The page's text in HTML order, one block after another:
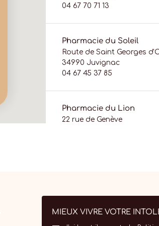
04 67 70 71 13
Pharmacie du Soleil
Route de Saint Georges
34990 Juvignac
04 67 45 37 85
Pharmacie du Lion
22 rue de Genève
38130 Échirolles
04 76 09 08 14
MIEUX VIVRE VOTRE